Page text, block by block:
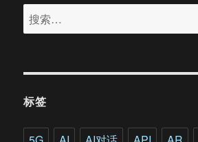
搜
索：
标签